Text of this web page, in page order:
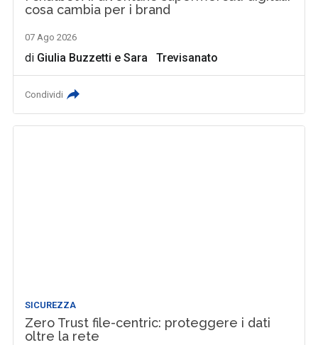
cosa cambia per i brand
07 Ago 2026
di Giulia Buzzetti eSara Trevisanato
Condividi
SICUREZZA
Zero Trust file-centric: proteggere i dati
oltre la rete